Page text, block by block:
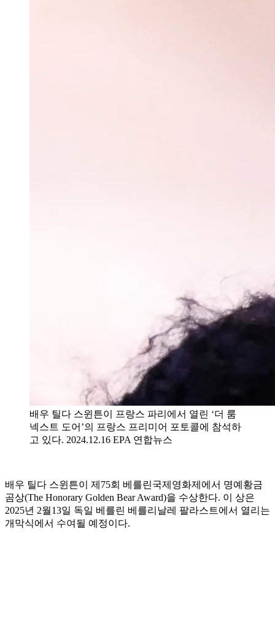
배우 틸다 스윈튼이 프랑스 파리에서 열린 ‘더 룸
넥스트 도어’의 프랑스 프리미어 포토콜에 참석하
고 있다. 2024.12.16 EPA 연합뉴스
배우 틸다 스윈튼이 제75회 베를린국제영화제에서 명예황금
곰상(The Honorary Golden Bear Award)을 수상한다. 이 상은
2025년 2월13일 독일 베를린 베를리날레 팔라스트에서 열리는
개막식에서 수여될 예정이다.